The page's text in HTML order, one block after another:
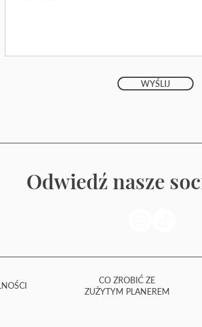
WYŚLIJ
Odwiedź nasze
CO ZROBIĆ ZE
ZUŻYTYM PLANEREM